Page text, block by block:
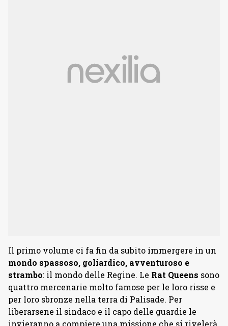
Il primo volume ci fa fin da subito immergere in un
mondo spassoso, goliardico, avventuroso e
strambo: il mondo delle Regine. Le Rat Queens sono
quattro mercenarie molto famose per le loro risse e
per loro sbronze nella terra di Palisade. Per
liberarsene il sindaco e il capo delle guardie le
invieranno a compiere una missione che si rivelerà